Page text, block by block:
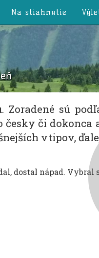
Na stiahnutie
sú
či dokonca
vtipov,
dostal nápad. Vybral